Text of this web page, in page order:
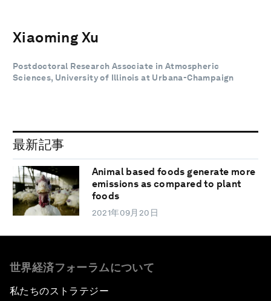
Xiaoming Xu
Postdoctoral Research Associate in Atmospheric
Sciences, University of Illinois at Urbana-Champaign
最新記事
Animal based foods generate more
emissions as compared to plant
foods
2021年09月20日
世界経済フォーラムについて
私たちのストラテジー